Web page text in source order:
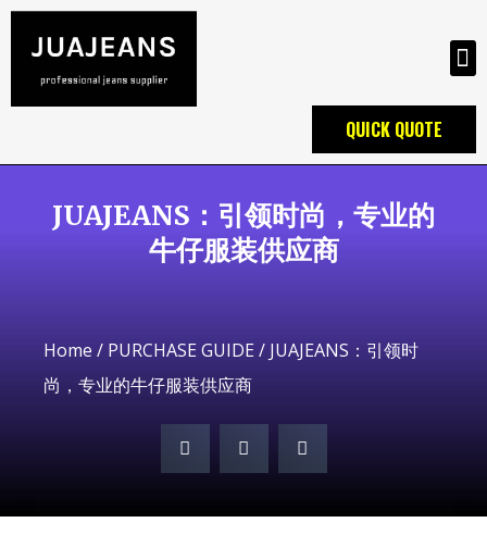
QUICK QUOTE
JUAJEANS：引领时尚，专业的
牛仔服装供应商
Home / PURCHASE GUIDE/ JUAJEANS：引领时
尚，专业的牛仔服装供应商